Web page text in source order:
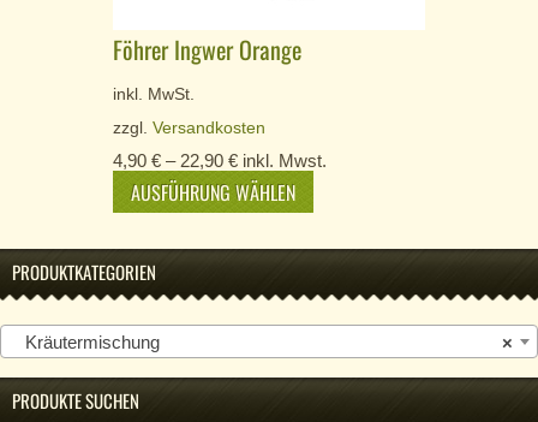
Föhrer Ingwer Orange
inkl. MwSt.
zzgl. Versandkosten
4,90 € – 22,90 € inkl. Mwst.
AUSFÜHRUNG WÄHLEN
PRODUKTKATEGORIEN
×
Kräutermischung
PRODUKTE SUCHEN